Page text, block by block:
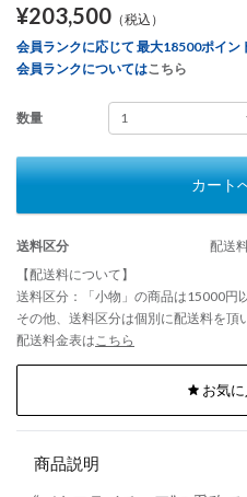
¥203,500 （税込）
会員ランクに応じて 最大18500ポイン
会員ランクについてはこちら
数量
カート
送料区分
配送
【配送料について】
送料区分：「小物」の商品は15000円
その他、送料区分は個別に配送料を頂
配送料金表は こちら
お気
商品説明